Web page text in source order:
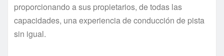
proporcionando a sus propietarios, de todas las
capacidades, una experiencia de conducción de pista
sin igual.